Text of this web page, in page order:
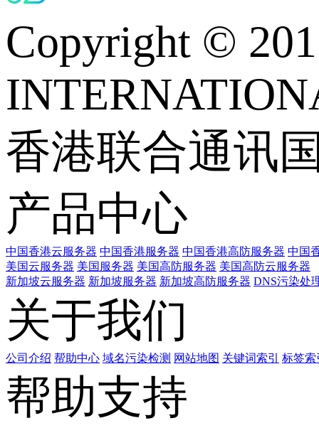
Copyright ©
香港联合通讯
产品中心
中国香港云服务器 中国香港服务器 中国香港高防服务器 中国
美国云服务器 美国服务器 美国高防服务器 美国高防云服务器
新加坡云服务器 新加坡服务器 新加坡高防服务器 DNS污染处
关于我们
公司介绍 帮助中心 域名污染检测 网站地图 关键词索引 标签索
帮助支持